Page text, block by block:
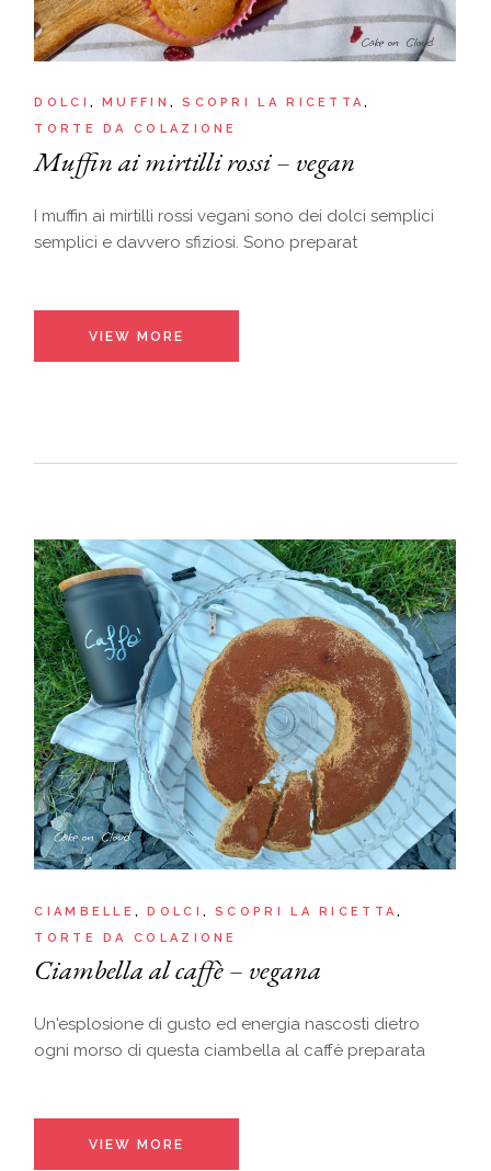
DOLCI MUFFIN
SCOPRI LA RICETTA
TORTE DA COLAZIONE
Muffin ai mirtilli rossi – vegan
I muffin ai mirtilli rossi vegani sono dei dolci semplici
semplici e davvero sfiziosi. Sono preparat
VIEW MORE
CIAMBELLE DOLCI
SCOPRI LA RICETTA
TORTE DA COLAZIONE
Ciambella al caffè – vegana
Un'esplosione di gusto ed energia nascosti dietro
ogni morso di questa ciambella al caffè preparata
VIEW MORE